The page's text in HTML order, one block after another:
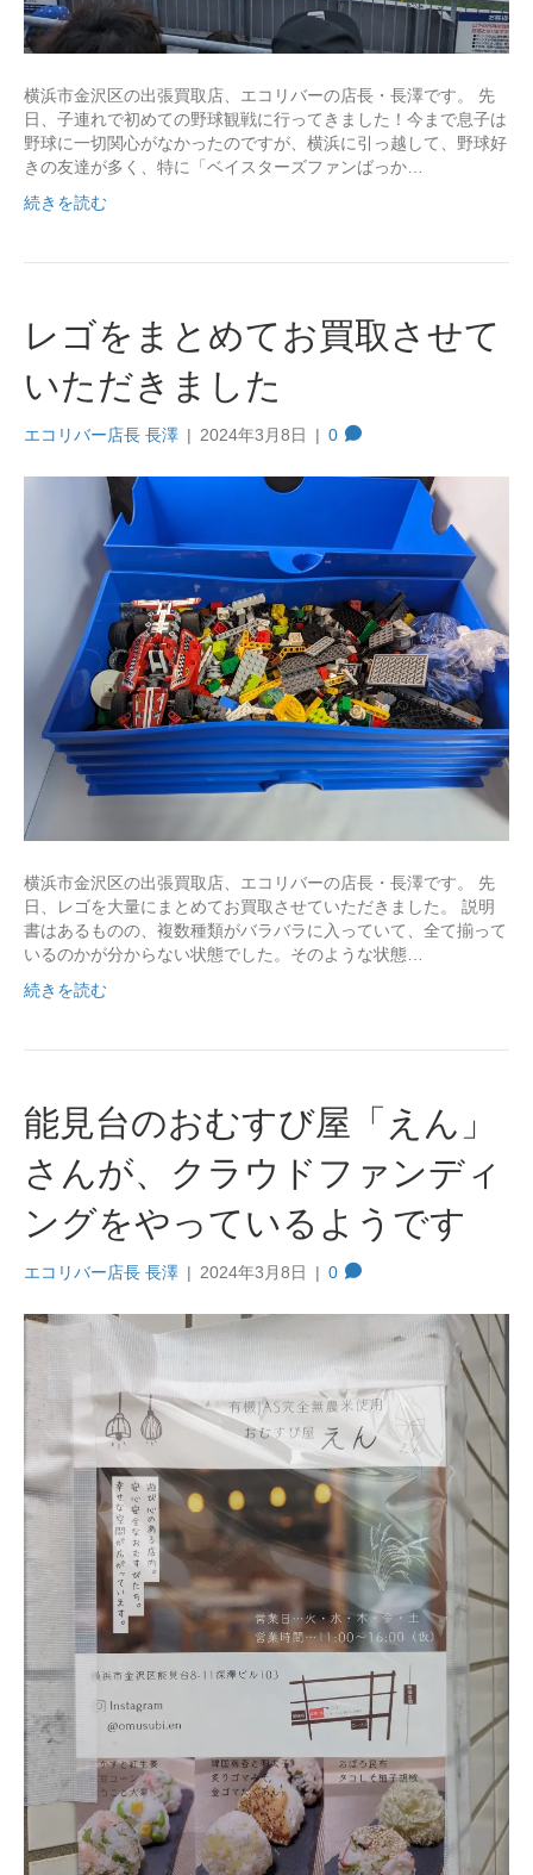
横浜市金沢区の出張買取店、エコリバーの店長・長澤です。 先
日、子連れで初めての野球観戦に行ってきました！今まで息子は
野球に一切関心がなかったのですが、横浜に引っ越して、野球好
きの友達が多く、特に「ベイスターズファンばっか…
続きを読む
レゴをまとめてお買取させて
いただきました
エコリバー店長 長澤 | 2024年3月8日 | 0
横浜市金沢区の出張買取店、エコリバーの店長・長澤です。 先
日、レゴを大量にまとめてお買取させていただきました。 説明
書はあるものの、複数種類がバラバラに入っていて、全て揃って
いるのかが分からない状態でした。そのような状態…
続きを読む
能見台のおむすび屋「えん」
さんが、クラウドファンディ
ングをやっているようです
エコリバー店長 長澤 | 2024年3月8日 | 0